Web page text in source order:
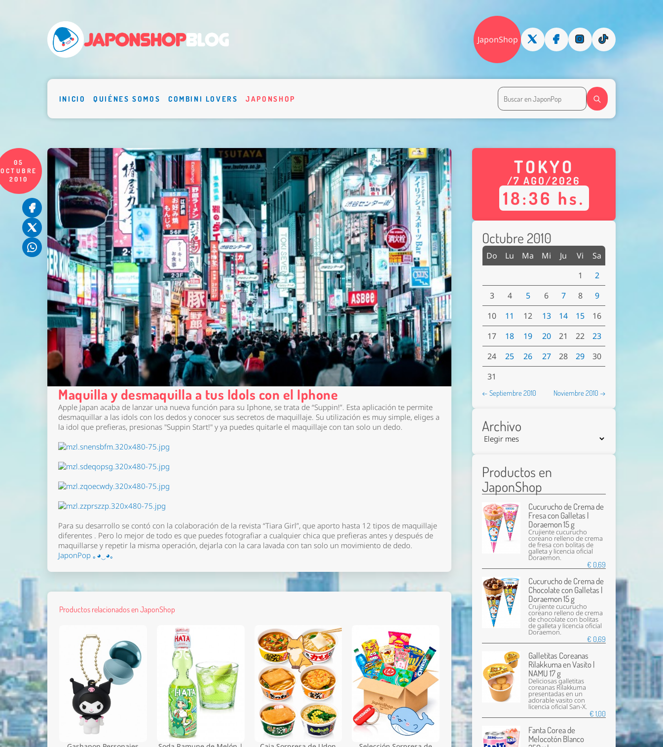
JaponShop
INICIO QUIÉNES SOMOS COMBINI LOVERS JAPONSHOP
05
OCTUBRE
2010
Maquilla y desmaquilla a tus Idols con el Iphone
Apple Japan acaba de lanzar una nueva función para su Iphone, se trata de “Suppin!”. Esta aplicación te permite
desmaquillar a las idols con los dedos y conocer sus secretos de maquillaje. Su utilización es muy simple, eliges a
la idol que prefieras, presionas "Suppin Start!" y ya puedes quitarle el maquillaje con tan solo un dedo.
Para su desarrollo se contó con la colaboración de la revista “Tiara Girl”, que aporto hasta 12 tipos de maquillaje
diferentes . Pero lo mejor de todo es que puedes fotografiar a cualquier chica que prefieras antes y después de
maquillarse y repetir la misma operación, dejarla con la cara lavada con tan solo un movimiento de dedo.
JaponPop ｡◕‿◕｡
Productos relacionados en JaponShop
TOKYO
/7 AGO/2026
18:36 hs.
Octubre 2010
Do Lu Ma Mi Ju Vi
Sa
1
2
3
4 5 6 7 8
9
10
11 12 13 14 15
16
17
18 19 20 21 22
23
24
25 26 27 28 29
30
31
← Septiembre 2010 Noviembre 2010 →
Archivo
Productos en
JaponShop
Cucurucho de Crema de
Fresa con Galletas |
Doraemon 15 g
Crujiente cucurucho
coreano relleno de crema
de fresa con bolitas de
galleta y licencia oficial
Doraemon.
€ 0,69
Cucurucho de Crema de
Chocolate con Galletas |
Doraemon 15 g
Crujiente cucurucho
coreano relleno de crema
de chocolate con bolitas
de galleta y licencia oficial
Doraemon.
€ 0,69
Galletitas Coreanas
Rilakkuma en Vasito |
NAMU 17 g
Deliciosas galletitas
coreanas Rilakkuma
presentadas en un
adorable vasito con
licencia oficial San-X.
€ 1,00
Fanta Corea de
Melocotón Blanco